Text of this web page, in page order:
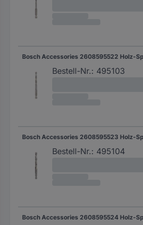
Bestell-Nr.: 495103
Bestell-Nr.: 495104